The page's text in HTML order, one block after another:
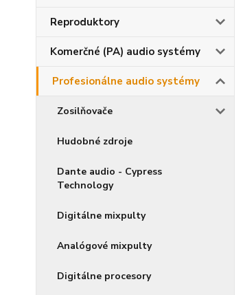
Reproduktory
Komerčné (PA) audio systémy
Profesionálne audio systémy
Zosilňovače
Hudobné zdroje
Dante audio - Cypress
Technology
Digitálne mixpulty
Analógové mixpulty
Digitálne procesory